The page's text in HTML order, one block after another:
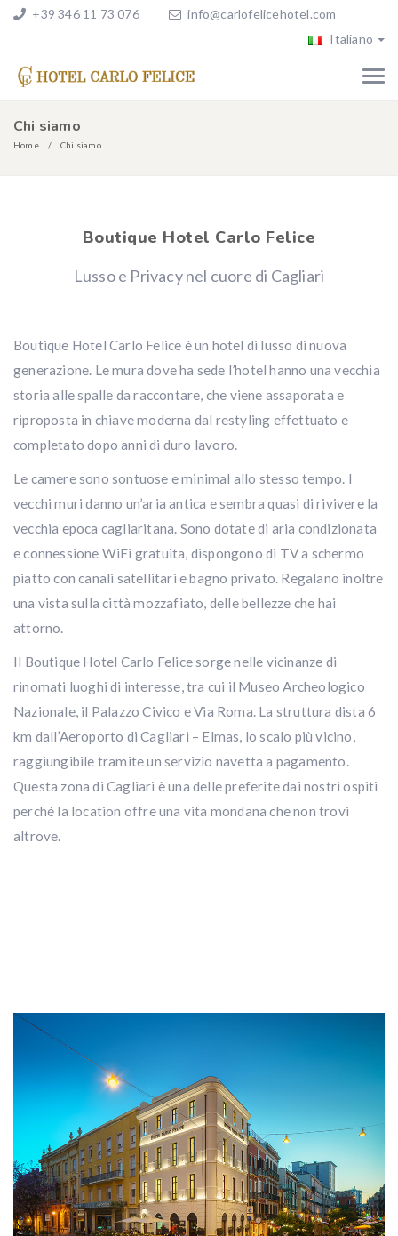
+39 346 11 73 076
info@carlofelicehotel.com
Italiano
Chi siamo
Home Chi siamo
Boutique Hotel Carlo Felice
Lusso e Privacy nel cuore di Cagliari
Boutique Hotel Carlo Felice è un hotel di lusso di nuova
generazione. Le mura dove ha sede l’hotel hanno una vecchia
storia alle spalle da raccontare, che viene assaporata e
riproposta in chiave moderna dal restyling effettuato e
completato dopo anni di duro lavoro.
Le camere sono sontuose e minimal allo stesso tempo. I
vecchi muri danno un’aria antica e sembra quasi di rivivere la
vecchia epoca cagliaritana. Sono dotate di aria condizionata
e connessione WiFi gratuita, dispongono di TV a schermo
piatto con canali satellitari e bagno privato. Regalano inoltre
una vista sulla città mozzafiato, delle bellezze che hai
attorno.
Il Boutique Hotel Carlo Felice sorge nelle vicinanze di
rinomati luoghi di interesse, tra cui il Museo Archeologico
Nazionale, il Palazzo Civico e Via Roma. La struttura dista 6
km dall’Aeroporto di Cagliari – Elmas, lo scalo più vicino,
raggiungibile tramite un servizio navetta a pagamento.
Questa zona di Cagliari è una delle preferite dai nostri ospiti
perché la location offre una vita mondana che non trovi
altrove.